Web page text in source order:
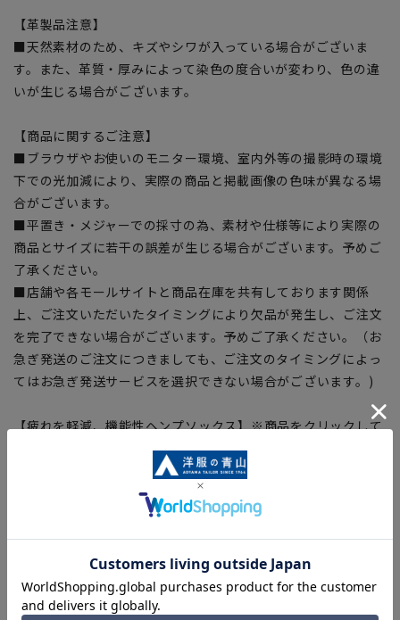
【革製品注意】
■天然素材のため、キズやシワが入っている場合がございま
す。また、革質・厚みによって染色の度合いが変わり、色の違
いが生じる場合がございます。
【商品に関するご注意】
■ブラウザやお使いのモニター環境、室内外等の撮影時の環境
下での光加減により、実際の商品と掲載画像の色味が異なる場
合がございます。
■平置き・メジャーでの採寸の為、素材や仕様等により実際の
商品とサイズに若干の誤差が生じる場合がございます。予めご
了承ください。
■店舗や各モールサイトと商品在庫を共有しております関係
上、ご注文いただいたタイミングにより欠品が発生し、ご注文
を完了できない場合がございます。予めご了承ください。（お
急ぎ発送のご注文につきましても、ご注文のタイミングによっ
てはお急ぎ発送サービスを選択できない場合がございます。)
【疲れを軽減、機能性ヘンプソックス】※商品をクリックして
■機能性ヘンプソックス